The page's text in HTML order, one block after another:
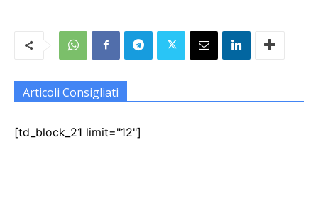
Articoli Consigliati
[td_block_21 limit="12"]